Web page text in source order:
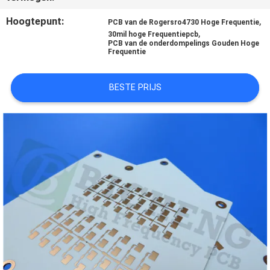
OP
GEVALLEN
PRIVACYBELEID
Hoogtepunt: PCB van de Rogersro4730 Hoge Frequentie,
30mil hoge Frequentiepcb,
PCB van de onderdompelings Gouden Hoge
Frequentie
BESTE PRIJS